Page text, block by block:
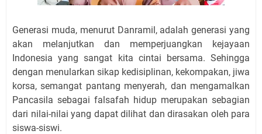
Generasi muda, menurut Danramil, adalah generasi yang
akan melanjutkan dan memperjuangkan kejayaan
Indonesia yang sangat kita cintai bersama. Sehingga
dengan menularkan sikap kedisiplinan, kekompakan, jiwa
korsa, semangat pantang menyerah, dan mengamalkan
Pancasila sebagai falsafah hidup merupakan sebagian
dari nilai-nilai yang dapat dilihat dan dirasakan oleh para
siswa-siswi.